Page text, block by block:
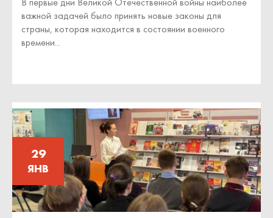
важной задачей было принять новые законы для
страны, которая находится в состоянии военного
времени...
29
ЯНВ